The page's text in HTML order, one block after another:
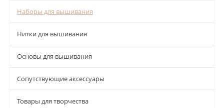
Наборы для вышивания
Нитки для вышивания
Основы для вышивания
Сопутствующие аксессуары
Товары для творчества